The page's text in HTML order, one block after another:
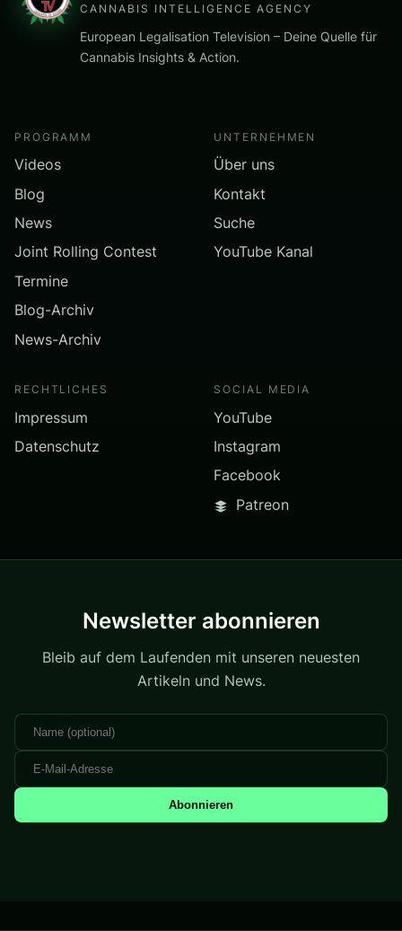
CANNABIS INTELLIGENCE AGENCY
European Legalisation Television – Deine Quelle für
Cannabis Insights & Action.
PROGRAMM
Videos
Blog
News
Joint Rolling Contest
Termine
Blog-Archiv
News-Archiv
UNTERNEHMEN
Über uns
Kontakt
Suche
YouTube Kanal
RECHTLICHES
Impressum
Datenschutz
SOCIAL MEDIA
YouTube
Instagram
Facebook
Patreon
Newsletter abonnieren
Bleib auf dem Laufenden mit unseren neuesten
Artikeln und News.
Abonnieren